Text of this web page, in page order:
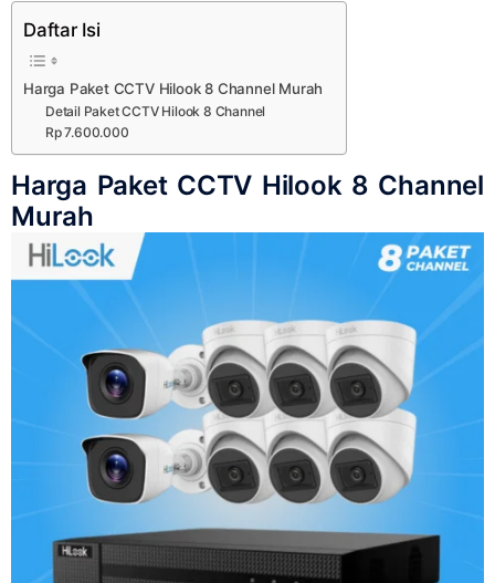
Daftar Isi
Harga Paket CCTV Hilook 8 Channel Murah
Detail Paket CCTV Hilook 8 Channel
Rp 7.600.000
Harga Paket CCTV Hilook 8 Channel
Murah